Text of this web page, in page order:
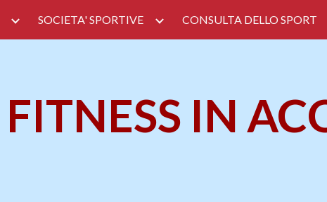
Skip to navigation
SOCIETA' SPORTIVE CONSULTA DELLO SPORT
FITNESS IN